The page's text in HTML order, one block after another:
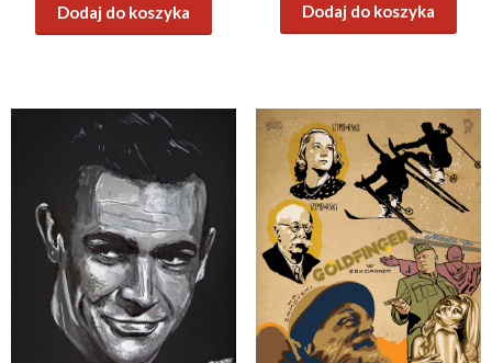
Dodaj do koszyka Dodaj do koszyka